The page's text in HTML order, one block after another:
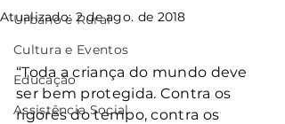
Urbano e Rural
Cultura e Eventos
Educação
Assistência Social
Atualizado: 2 de ago. de 2018
“Toda a criança do mundo deve
ser bem protegida. Contra os
rigores do tempo, contra os